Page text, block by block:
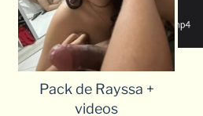
Pack de Rayssa +
videos